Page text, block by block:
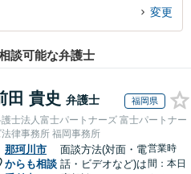
変更
談可能な弁護士
田 貴史 弁護士 福岡県
士法人富士パートナーズ 富士パートナー
法律事務所 福岡事務所
那珂川市
からも相談
面談方法(対面・電
話・ビデオなど)は
営業時
間：本日